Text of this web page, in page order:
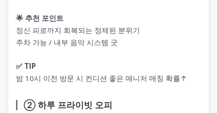
🌟 추천 포인트
정신 피로까지 회복되는 정제된 분위기
주차 가능 / 내부 음악 시스템 굿
✅ TIP
밤 10시 이전 방문 시 컨디션 좋은 매니저 매칭 확률↑
② 하루 프라이빗 오피